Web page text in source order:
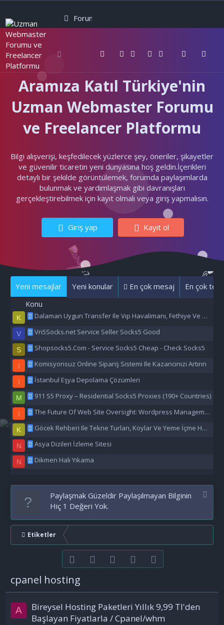
Forumlar
Aramıza Katıl Türkiye'nin
Uzman Webmaster Forumu
ve Freelancer Platformu
Bilgi alışverişi, keşfedilecek yüzlerce şey, öneriler, şikayetler
ve güvenilir ticaretin yeni dünyasına hoş geldin.İçerikleri
detaylı bir şekilde görüntülemek, forumda paylaşımlarda
bulunmak ve yardımlaşmak gibi davranışları
gerçekleştirebilmek için kayıt olmalı veya giriş yapmalısın.
Giriş yap Kayıt ol
Yeni mesajlar Yeni konular En çok mesaj En çok
Konu
K Dalaman Uygun Transfer Ile Vıp Havalimanı, Fethiye Ve Marmaris Transfer Hizmeti
V Vn5Socks.net Service Seller Socks5 Good
S Shopsocks5.Com - Service Socks5 Cheap - Check Socks5
I Komisyonsuz Online Sipariş Sistemi Ile Kazancınızı Artırın
I İstanbul Eşya Depolama Çözümleri
M 911 S5 Proxy – Residential Socks5 Proxies (190+ Countries)
I The Future Of Web Site Oversight: Wordpress Management Aı
K Göcek Rehberi Ile Tekne Turları, Koylar Ve Yeme İçme Hakkında Eşsiz Bilgiler
N Asya Dizileri İzleme Sitesi
N Dikmen Halı Yıkama
Paylaşmak Güzeldir Paylaşılmayan Bilginin
Hiç 1 Değeri Yok.
Etiketler
FacebookTwitter youtubeBize ulaşın
cpanel hosting
A
Bireysel Hosting Paketleri Yıllık 9,99 Tl'den
Başlayan Fiyatlarla / Cpanel/whm